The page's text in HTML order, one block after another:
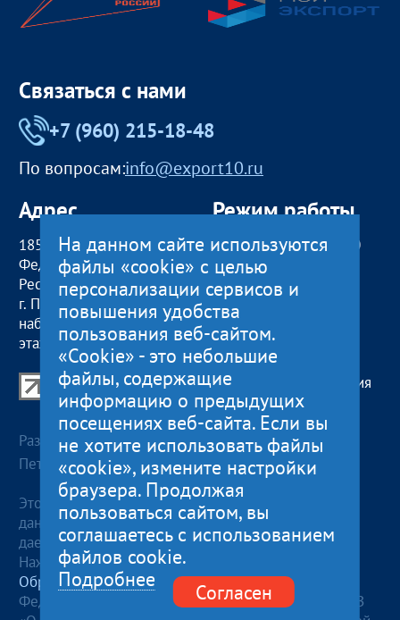
Связаться с нами
+7 (960) 215-18-48
По вопросам:info@export10.ru
Адрес
185000, Российская
Федерация,
Республика Карелия
г. Петрозаводск,
наб. Гюллинга, 11 / 2
этаж, офис 2
Режим работы
пн — чт:09:00 — 18:00
пт:09:00 — 17:00
обед с 13:00 до 14:00
сб, вс
Центр поддержки экспорта Республики Карелия
© 2012—2024
Разработка и поддержка сайта — «Артлекс», г.
Петрозаводск
Этот сайт использует файлы cookies для хранения
данных. Продолжая использовать данный сайт, Вы
даете согласие на работу с этими файлами.
Нажимая кнопку «Отправить», я даю согласие на
Обработку персональных данных, в соответствии с
Федеральным законом от 27.07.2006 года №152-ФЗ
На данном сайте используются
файлы «cookie» с целью
персонализации сервисов и
повышения удобства
пользования веб-сайтом.
«Cookie» - это небольшие
файлы, содержащие
информацию о предыдущих
посещениях веб-сайта. Если вы
не хотите использовать файлы
«cookie», измените настройки
браузера. Продолжая
пользоваться сайтом, вы
соглашаетесь с использованием
файлов cookie.
Подробнее
Согласен